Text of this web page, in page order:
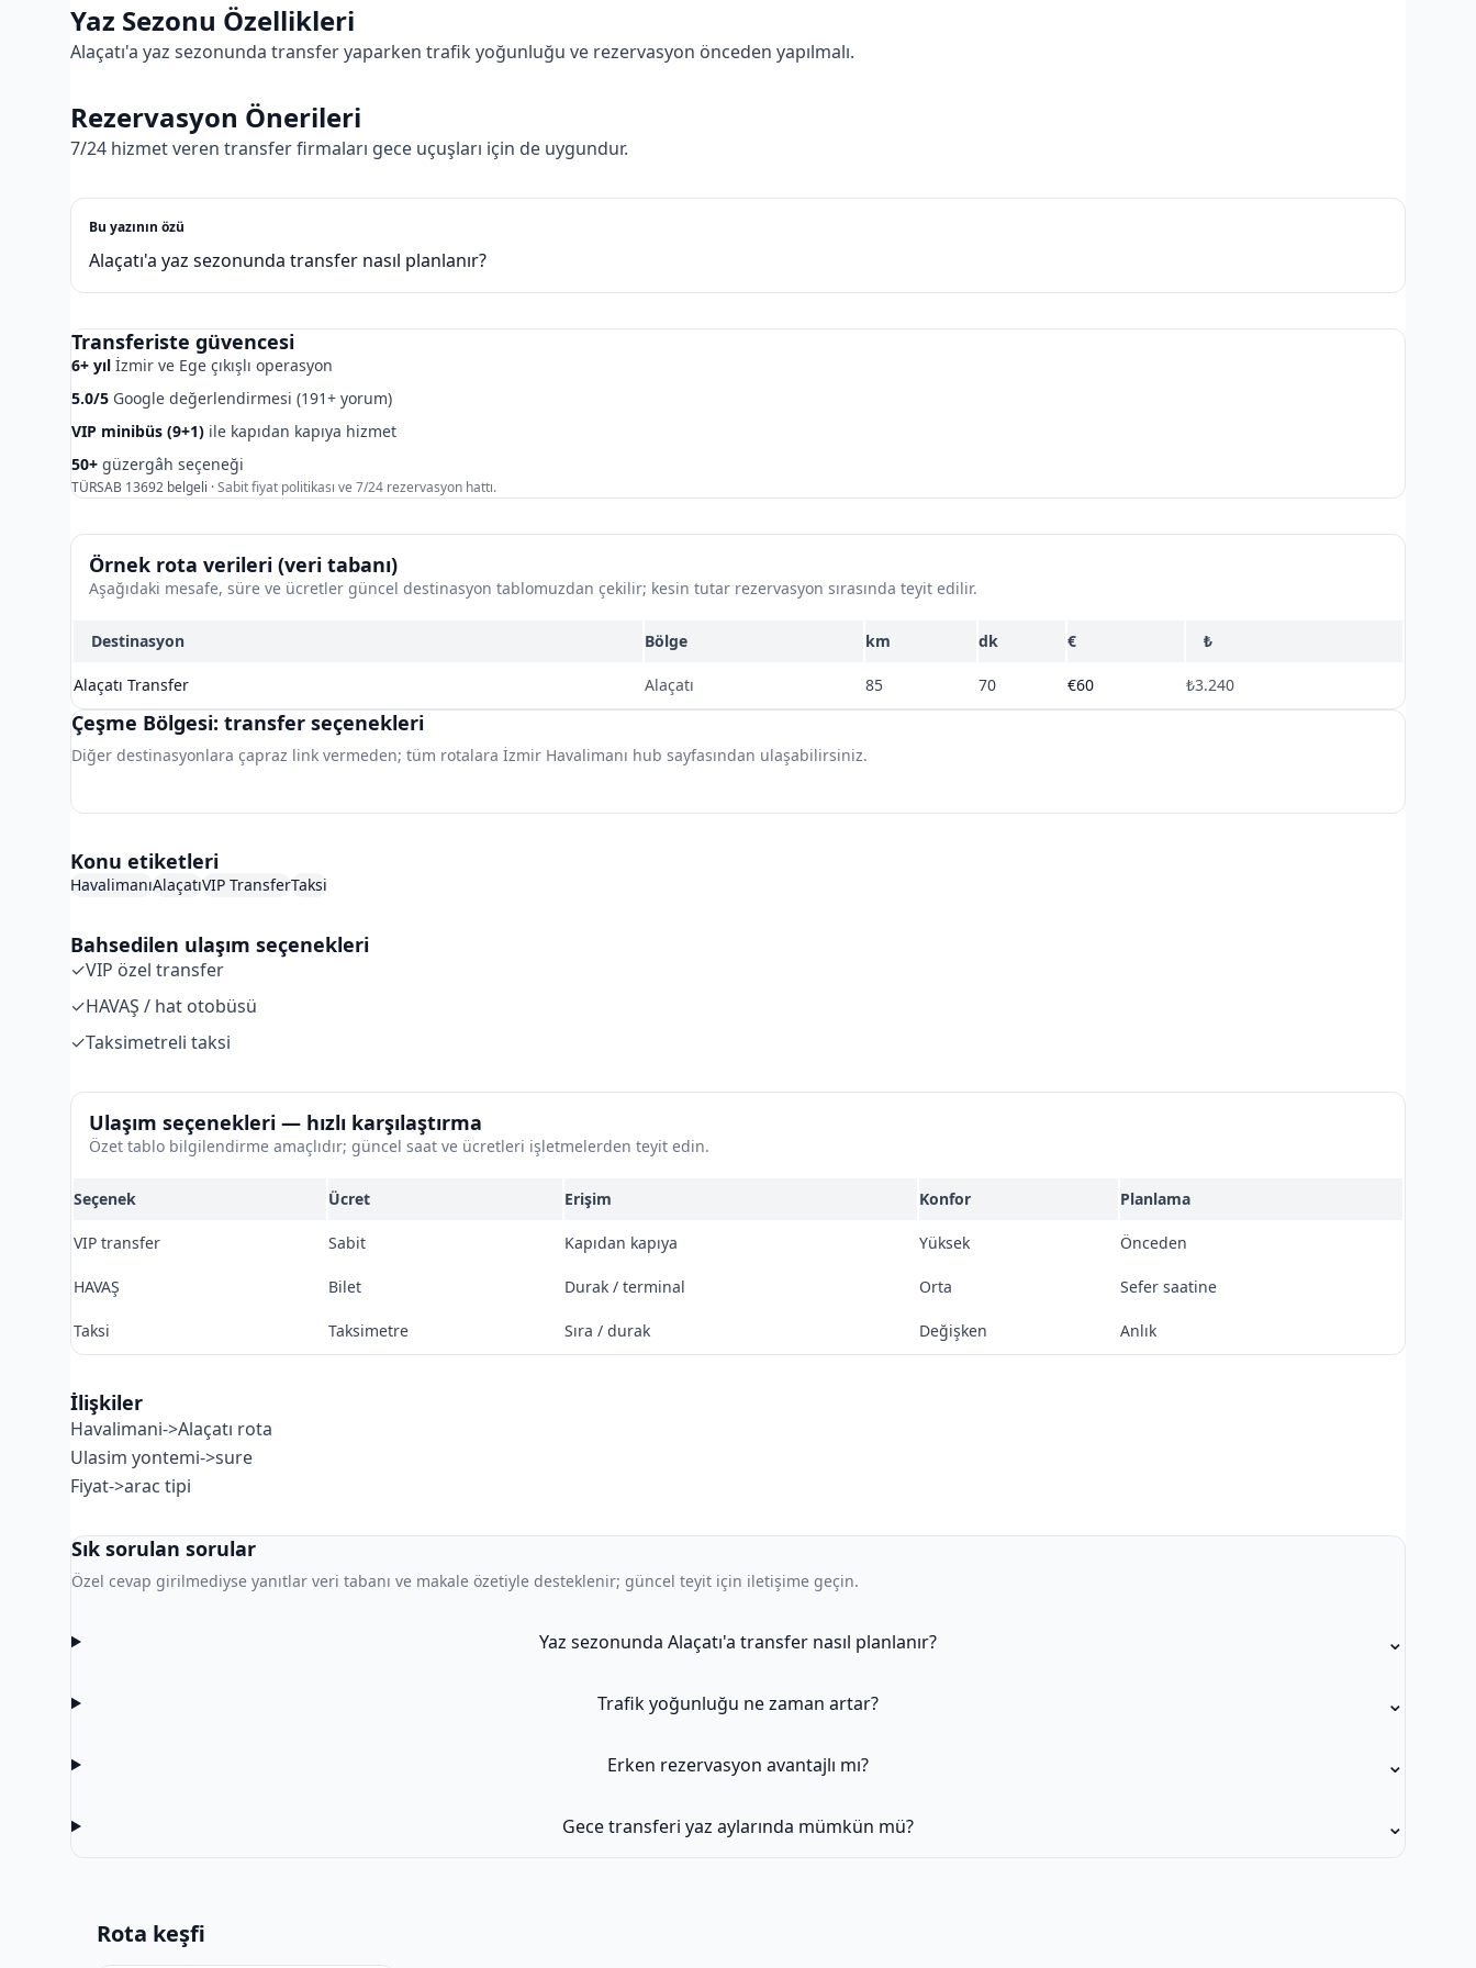
Yaz Sezonu Özellikleri
Alaçatı'a yaz sezonunda transfer yaparken trafik yoğunluğu ve rezervasyon önceden yapılmalı.
Rezervasyon Önerileri
7/24 hizmet veren transfer firmaları gece uçuşları için de uygundur.
Bu yazının özü
Alaçatı'a yaz sezonunda transfer nasıl planlanır?
Transferiste güvencesi
6+ yıl İzmir ve Ege çıkışlı operasyon
5.0/5 Google değerlendirmesi (191+ yorum)
VIP minibüs (9+1) ile kapıdan kapıya hizmet
50+ güzergâh seçeneği
TÜRSAB 13692 belgeli ·Sabit fiyat politikası ve 7/24 rezervasyon hattı.
Örnek rota verileri (veri tabanı)
Aşağıdaki mesafe, süre ve ücretler güncel destinasyon tablomuzdan çekilir; kesin tutar rezervasyon sırasında teyit edilir.
Destinasyon Bölge km dk € ₺
Alaçatı Transfer Alaçatı 85 70 €60 ₺3.240
Çeşme Bölgesi: transfer seçenekleri
Diğer destinasyonlara çapraz link vermeden; tüm rotalara İzmir Havalimanı hub sayfasından ulaşabilirsiniz.
Konu etiketleri
HavalimanıAlaçatıVIP TransferTaksi
Bahsedilen ulaşım seçenekleri
✓VIP özel transfer
✓HAVAŞ / hat otobüsü
✓Taksimetreli taksi
Ulaşım seçenekleri — hızlı karşılaştırma
Özet tablo bilgilendirme amaçlıdır; güncel saat ve ücretleri işletmelerden teyit edin.
Seçenek Ücret Erişim Konfor Planlama
VIP transfer Sabit Kapıdan kapıya Yüksek Önceden
HAVAŞ Bilet Durak / terminal Orta Sefer saatine
Taksi Taksimetre Sıra / durak Değişken Anlık
İlişkiler
Havalimani->Alaçatı rota
Ulasim yontemi->sure
Fiyat->arac tipi
Sık sorulan sorular
Özel cevap girilmediyse yanıtlar veri tabanı ve makale özetiyle desteklenir; güncel teyit için iletişime geçin.
Yaz sezonunda Alaçatı'a transfer nasıl planlanır? ⌄
Trafik yoğunluğu ne zaman artar? ⌄
Erken rezervasyon avantajlı mı? ⌄
Gece transferi yaz aylarında mümkün mü? ⌄
Rota keşfi